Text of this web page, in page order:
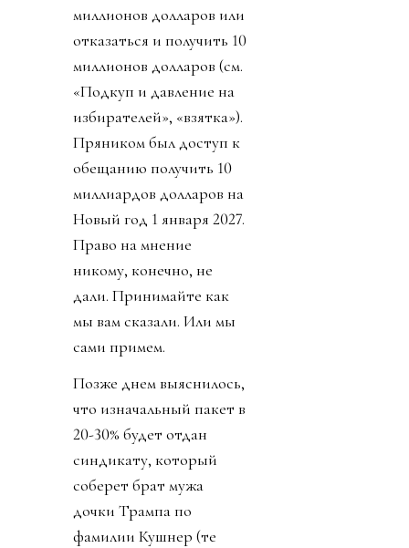
миллионов долларов или
отказаться и получить 10
миллионов долларов (см.
«Подкуп и давление на
избирателей», «взятка»).
Пряником был доступ к
обещанию получить 10
миллиардов долларов на
Новый год 1 января 2027.
Право на мнение
никому, конечно, не
дали. Принимайте как
мы вам сказали. Или мы
сами примем.
Позже днем выяснилось,
что изначальный пакет в
20-30% будет отдан
синдикату, который
соберет брат мужа
дочки Трампа по
фамилии Кушнер (те